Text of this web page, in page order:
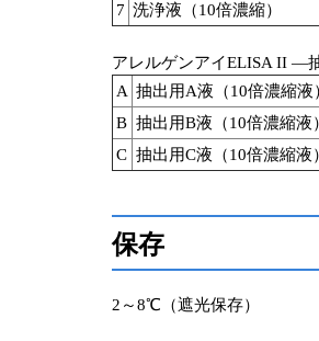
7 洗浄液（10倍濃縮）
アレルゲンアイELISA II ―
A 抽出用A液（10倍濃縮液
B 抽出用B液（10倍濃縮液）
C 抽出用C液（10倍濃縮液）
保存
2～8℃（遮光保存）